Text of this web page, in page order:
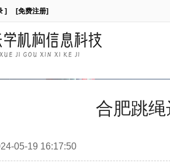
] [免费注册]
合肥跳
05-19 16:17:50